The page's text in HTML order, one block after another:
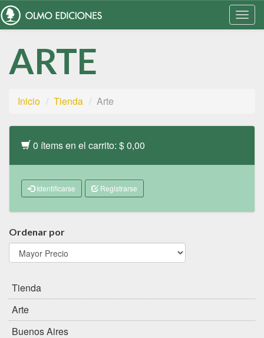
ARTE
Inicio Tienda Arte
0 ítems en el carrito: $ 0,00
Identificarse Registrarse
Ordenar por
Tienda
Arte
Buenos Aires